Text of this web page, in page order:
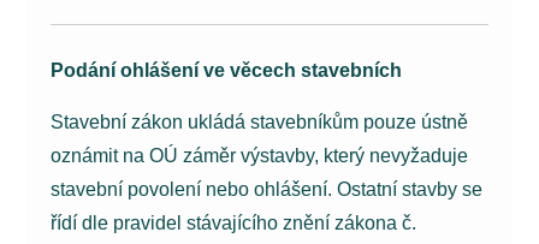
Podání ohlášení ve věcech stavebních
Stavební zákon ukládá stavebníkům pouze ústně
oznámit na OÚ záměr výstavby, který nevyžaduje
stavební povolení nebo ohlášení. Ostatní stavby se
řídí dle pravidel stávajícího znění zákona č.